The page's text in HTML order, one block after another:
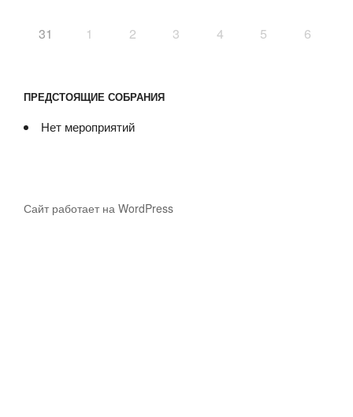
31 1 2 3 4 5 6
ПРЕДСТОЯЩИЕ СОБРАНИЯ
Нет мероприятий
Сайт работает на WordPress